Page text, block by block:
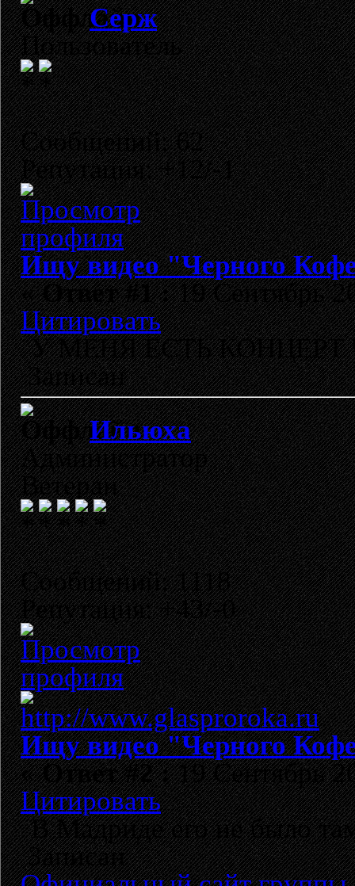
Cерж
Пользователь
Сообщений: 62
Репутация: +12/-1
Ищу видео "Черного
«Ответ #1 :19 Сентябрь
Цитировать
У МЕНЯ ЕСТЬ КОНЦЕРТ
Записан
Ильюха
Администратор
Ветеран
Сообщений: 1118
Репутация: +43/-0
Ищу видео "Черного
«Ответ #2 :19 Сентябрь
Цитировать
В Мадриде его не было
Записан